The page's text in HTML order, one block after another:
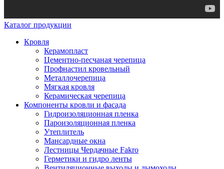
Каталог продукции
Кровля
Керамопласт
Цементно-песчаная черепица
Профнастил кровельный
Металлочерепица
Мягкая кровля
Керамическая черепица
Компоненты кровли и фасада
Гидроизоляционная пленка
Пароизоляционная пленка
Утеплитель
Мансардные окна
Лестницы Чердачные Fakro
Герметики и гидро ленты